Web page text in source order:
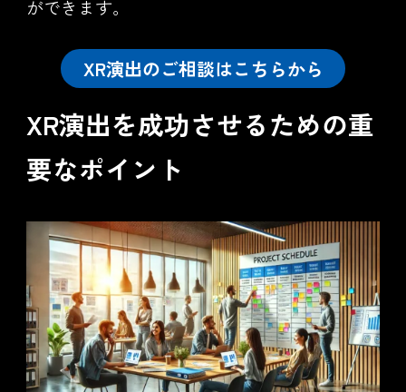
ができます。
XR演出のご相談はこちらから
XR演出を成功させるための重
要なポイント